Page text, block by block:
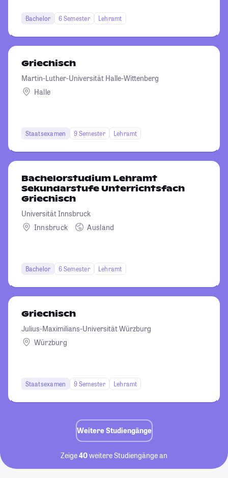
Bachelor 6 Semester Lehramt
Griechisch
Martin-Luther-Universität Halle-Wittenberg
Halle
Staatsexamen 9 Semester Lehramt
Bachelorstudium Lehramt
Sekundarstufe Unterrichtsfach
Griechisch
Universität Innsbruck
Innsbruck
Ausland
Bachelor 6 Semester Lehramt
Griechisch
Julius-Maximilians-Universität Würzburg
Würzburg
Staatsexamen 9 Semester Lehramt
Weitere Studiengänge
Zeige40weitere Studiengänge an